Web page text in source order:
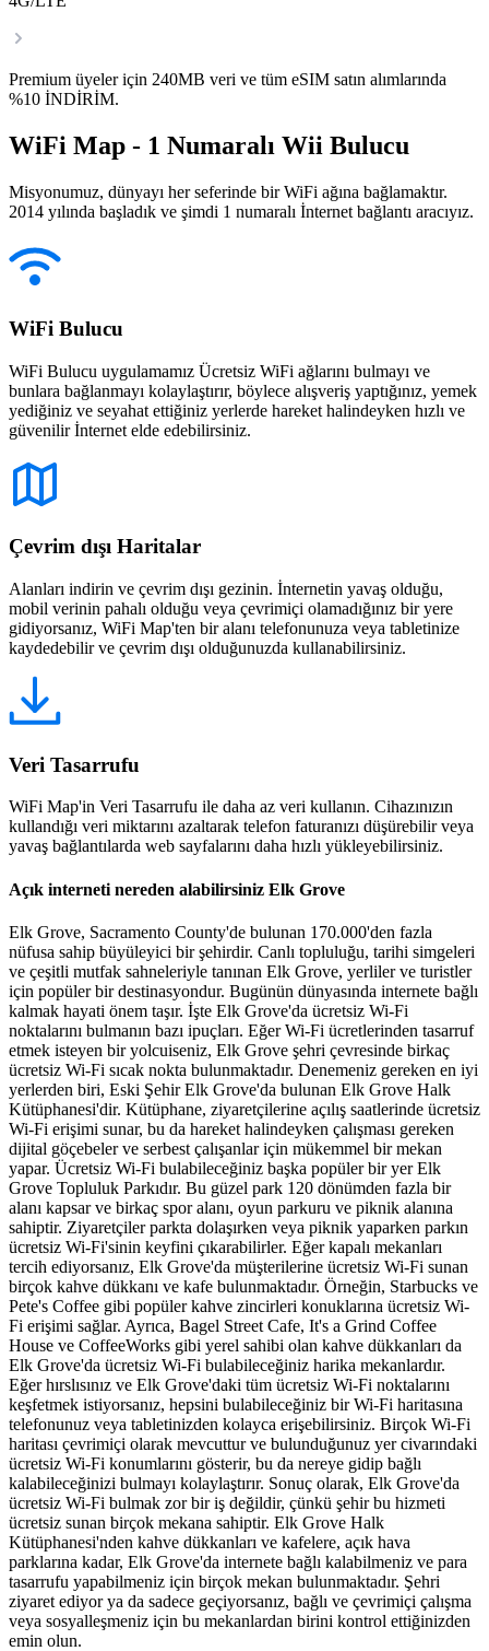
Premium üyeler için 240MB veri ve tüm eSIM satın alımlarında
%10 İNDİRİM.
WiFi Map - 1 Numaralı Wii Bulucu
Misyonumuz, dünyayı her seferinde bir WiFi ağına bağlamaktır.
2014 yılında başladık ve şimdi 1 numaralı İnternet bağlantı aracıyız.
WiFi Bulucu
WiFi Bulucu uygulamamız Ücretsiz WiFi ağlarını bulmayı ve
bunlara bağlanmayı kolaylaştırır, böylece alışveriş yaptığınız, yemek
yediğiniz ve seyahat ettiğiniz yerlerde hareket halindeyken hızlı ve
güvenilir İnternet elde edebilirsiniz.
Çevrim dışı Haritalar
Alanları indirin ve çevrim dışı gezinin. İnternetin yavaş olduğu,
mobil verinin pahalı olduğu veya çevrimiçi olamadığınız bir yere
gidiyorsanız, WiFi Map'ten bir alanı telefonunuza veya tabletinize
kaydedebilir ve çevrim dışı olduğunuzda kullanabilirsiniz.
Veri Tasarrufu
WiFi Map'in Veri Tasarrufu ile daha az veri kullanın. Cihazınızın
kullandığı veri miktarını azaltarak telefon faturanızı düşürebilir veya
yavaş bağlantılarda web sayfalarını daha hızlı yükleyebilirsiniz.
Açık interneti nereden alabilirsiniz Elk Grove
Elk Grove, Sacramento County'de bulunan 170.000'den fazla
nüfusa sahip büyüleyici bir şehirdir. Canlı topluluğu, tarihi simgeleri
ve çeşitli mutfak sahneleriyle tanınan Elk Grove, yerliler ve turistler
için popüler bir destinasyondur. Bugünün dünyasında internete bağlı
kalmak hayati önem taşır. İşte Elk Grove'da ücretsiz Wi-Fi
noktalarını bulmanın bazı ipuçları. Eğer Wi-Fi ücretlerinden tasarruf
etmek isteyen bir yolcuiseniz, Elk Grove şehri çevresinde birkaç
ücretsiz Wi-Fi sıcak nokta bulunmaktadır. Denemeniz gereken en iyi
yerlerden biri, Eski Şehir Elk Grove'da bulunan Elk Grove Halk
Kütüphanesi'dir. Kütüphane, ziyaretçilerine açılış saatlerinde ücretsiz
Wi-Fi erişimi sunar, bu da hareket halindeyken çalışması gereken
dijital göçebeler ve serbest çalışanlar için mükemmel bir mekan
yapar. Ücretsiz Wi-Fi bulabileceğiniz başka popüler bir yer Elk
Grove Topluluk Parkıdır. Bu güzel park 120 dönümden fazla bir
alanı kapsar ve birkaç spor alanı, oyun parkuru ve piknik alanına
sahiptir. Ziyaretçiler parkta dolaşırken veya piknik yaparken parkın
ücretsiz Wi-Fi'sinin keyfini çıkarabilirler. Eğer kapalı mekanları
tercih ediyorsanız, Elk Grove'da müşterilerine ücretsiz Wi-Fi sunan
birçok kahve dükkanı ve kafe bulunmaktadır. Örneğin, Starbucks ve
Pete's Coffee gibi popüler kahve zincirleri konuklarına ücretsiz Wi-
Fi erişimi sağlar. Ayrıca, Bagel Street Cafe, It's a Grind Coffee
House ve CoffeeWorks gibi yerel sahibi olan kahve dükkanları da
Elk Grove'da ücretsiz Wi-Fi bulabileceğiniz harika mekanlardır.
Eğer hırslısınız ve Elk Grove'daki tüm ücretsiz Wi-Fi noktalarını
keşfetmek istiyorsanız, hepsini bulabileceğiniz bir Wi-Fi haritasına
telefonunuz veya tabletinizden kolayca erişebilirsiniz. Birçok Wi-Fi
haritası çevrimiçi olarak mevcuttur ve bulunduğunuz yer civarındaki
ücretsiz Wi-Fi konumlarını gösterir, bu da nereye gidip bağlı
kalabileceğinizi bulmayı kolaylaştırır. Sonuç olarak, Elk Grove'da
ücretsiz Wi-Fi bulmak zor bir iş değildir, çünkü şehir bu hizmeti
ücretsiz sunan birçok mekana sahiptir. Elk Grove Halk
Kütüphanesi'nden kahve dükkanları ve kafelere, açık hava
parklarına kadar, Elk Grove'da internete bağlı kalabilmeniz ve para
tasarrufu yapabilmeniz için birçok mekan bulunmaktadır. Şehri
ziyaret ediyor ya da sadece geçiyorsanız, bağlı ve çevrimiçi çalışma
veya sosyalleşmeniz için bu mekanlardan birini kontrol ettiğinizden
emin olun.